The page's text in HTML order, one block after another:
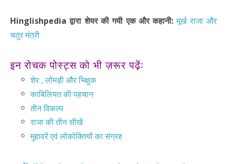
Hinglishpedia द्वारा शेयर की गयी एक और कहानी: मूर्ख राजा और
चतुर मंत्री
इन रोचक पोस्ट्स को भी ज़रूर पढ़ें:
शेर , लोमड़ी और भिक्षुक
काबिलियत की पहचान
तीन विकल्प
राजा की तीन सीखें
मुहावरें एवं लोकोक्तियों का संग्रह